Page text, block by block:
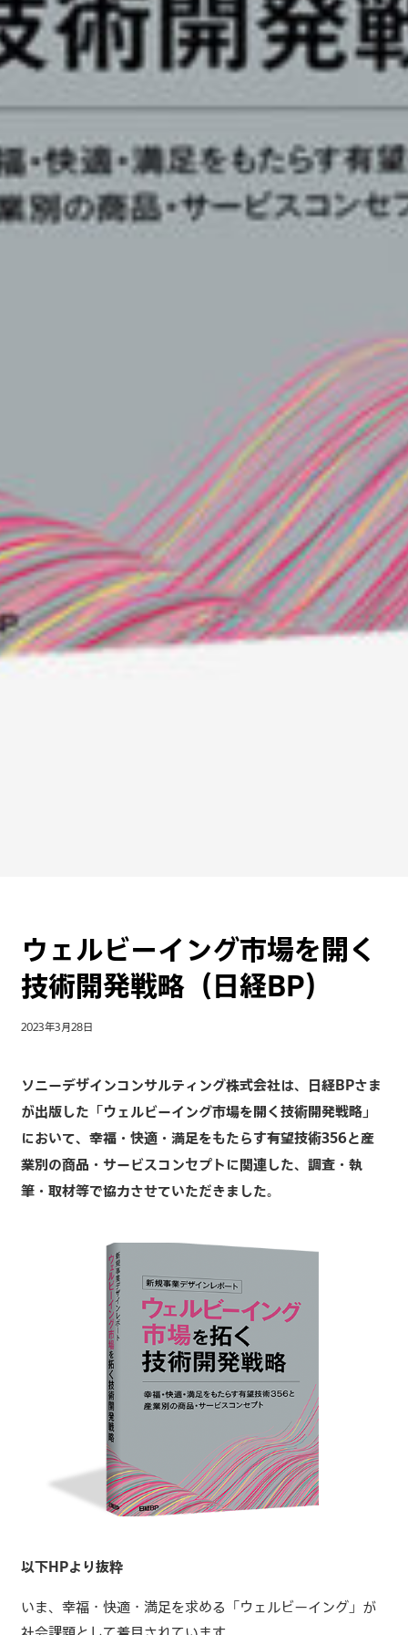
ウェルビーイング市場を開く
技術開発戦略（日経BP）
2023年3月28日
ソニーデザインコンサルティング株式会社は、日経BPさま
が出版した「ウェルビーイング市場を開く技術開発戦略」
において、幸福・快適・満足をもたらす有望技術356と産
業別の商品・サービスコンセプトに関連した、調査・執
筆・取材等で協力させていただきました。
以下HPより抜粋
いま、幸福・快適・満足を求める「ウェルビーイング」が